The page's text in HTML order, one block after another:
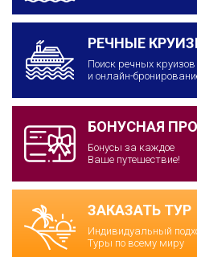
РЕЧНЫЕ
Поиск речных
и онлайн-
БОНУСНАЯ
Бонусы за каждое
Ваше путешествие!
ЗАКАЗАТЬ ТУР
Индивидуальный
Туры по всему миру